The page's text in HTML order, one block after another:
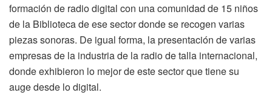
formación de radio digital con una comunidad de 15 niños
de la Biblioteca de ese sector donde se recogen varias
piezas sonoras. De igual forma, la presentación de varias
empresas de la industria de la radio de talla internacional,
donde exhibieron lo mejor de este sector que tiene su
auge desde lo digital.